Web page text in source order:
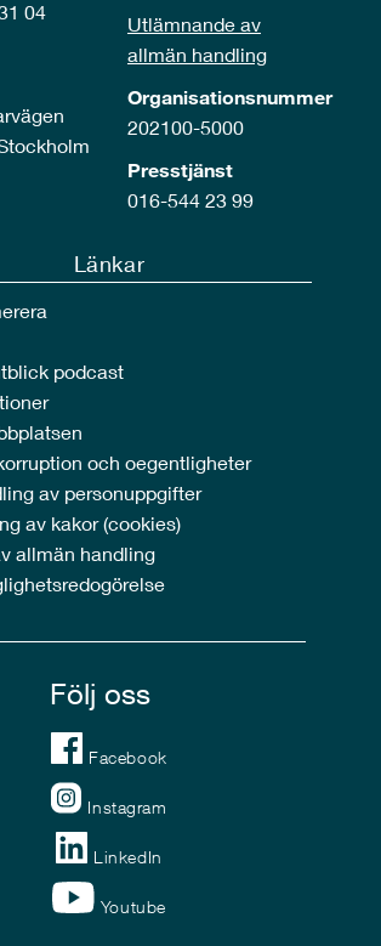
04
Utlämnande av
allmän handling
Organisationsnummer
202100-5000
Presstjänst
016-544 23 99
Länkar
podcast
och oegentligheter
av personuppgifter
av kakor (cookies)
allmän handling
Följ oss
Facebook
Instagram
LinkedIn
Youtube